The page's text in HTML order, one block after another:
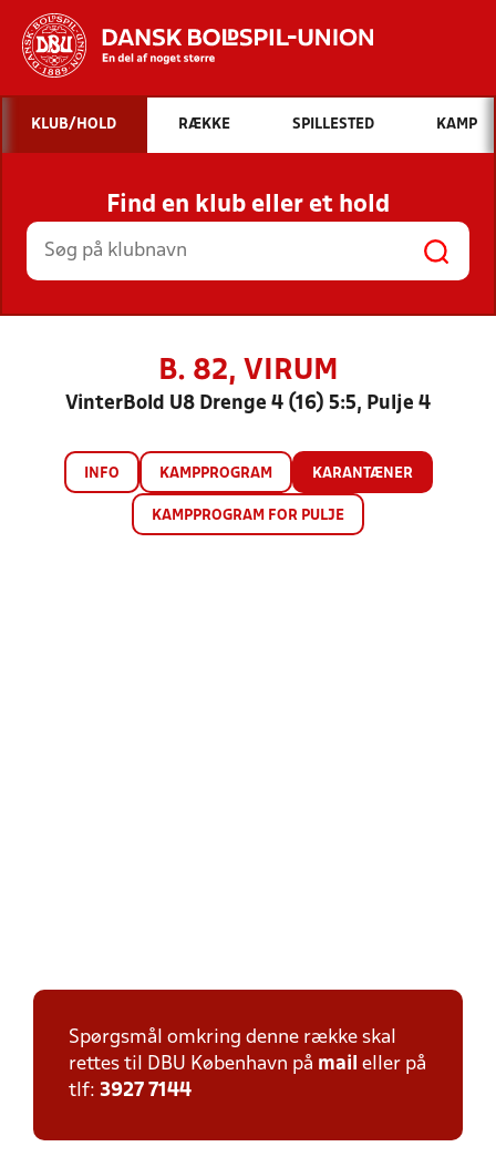
Hvad vil du søge efter?
INDHOLD OG NYHEDER
STILLINGER, RESULTATER, KLUBBER OG
HOLD
KLUB/HOLD RÆKKE SPILLESTED KAMP
Find en klub eller et hold
B. 82, VIRUM
VinterBold U8 Drenge 4 (16) 5:5, Pulje 4
INFO KAMPPROGRAM KARANTÆNER
KAMPPROGRAM FOR PULJE
Spørgsmål omkring denne række skal
rettes til DBU København på mail eller på
tlf: 3927 7144